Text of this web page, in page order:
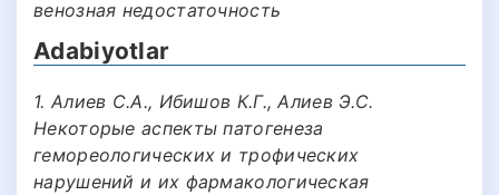
венозная недостаточность
Adabiyotlar
1. Алиев С.А., Ибишов К.Г., Алиев Э.С.
Некоторые аспекты патогенеза
гемореологических и трофических
нарушений и их фармакологическая